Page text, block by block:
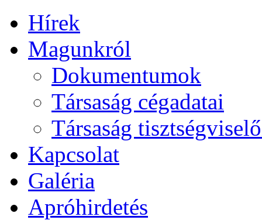
Hírek
Magunkról
Dokumentumok
Társaság cégadatai
Társaság
Kapcsolat
Galéria
Apróhirdetés